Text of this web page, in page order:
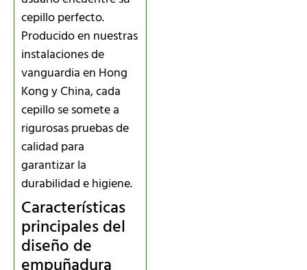
cepillo perfecto.
Producido en nuestras
instalaciones de
vanguardia en Hong
Kong y China, cada
cepillo se somete a
rigurosas pruebas de
calidad para
garantizar la
durabilidad e higiene.
Características
principales del
diseño de